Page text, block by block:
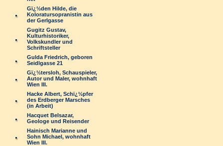
Gï¿½den Hilde, die
Koloratursopranistin aus
der Gerlgasse
Gugitz Gustav,
Kulturhistoriker,
Volkskundler und
Schriftsteller
Gulda Friedrich, geboren
Seidlgasse 21
Gï¿½tersloh, Schauspieler,
Autor und Maler, wohnhaft
Wien III.
Hacke Albert, Schï¿½pfer
des Erdberger Marsches
(in Arbeit)
Hacquet Belsazar,
Geologe und Reisender
Hainisch Marianne und
Sohn Michael, wohnhaft
Wien III.